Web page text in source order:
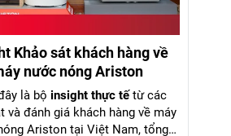
Khảo sát khách hàng về
nước nóng Ariston
là bộ insight thực tếtừ các
và đánh giá khách hàng về máy
Ariston tại Việt Nam, tổng